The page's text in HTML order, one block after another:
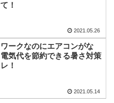
！
2021.05.26
ークなのにエアコンがな
気代を節約できる暑さ対策
！
2021.05.14